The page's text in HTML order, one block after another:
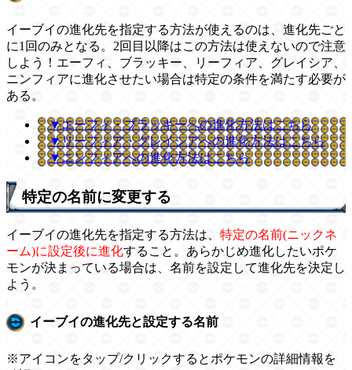
イーブイの進化先を指定する方法が使えるのは、進化先ごと
に1回のみとなる。2回目以降はこの方法は使えないので注意
しよう！エーフィ、ブラッキー、リーフィア、グレイシア、
ニンフィアに進化させたい場合は特定の条件を満たす必要が
ある。
▼エーフィ・ブラッキーへの進化方法はこちら
▼リーフィア・グレイシアへの進化方法はこちら
▼ニンフィアへの進化方法はこちら
特定の名前に変更する
イーブイの進化先を指定する方法は、 特定の名前(ニックネ
ーム)に設定後に進化すること。あらかじめ進化したいポケ
モンが決まっている場合は、名前を設定して進化先を決定し
よう。
イーブイの進化先と設定する名前
※アイコンをタップ/クリックするとポケモンの詳細情報を